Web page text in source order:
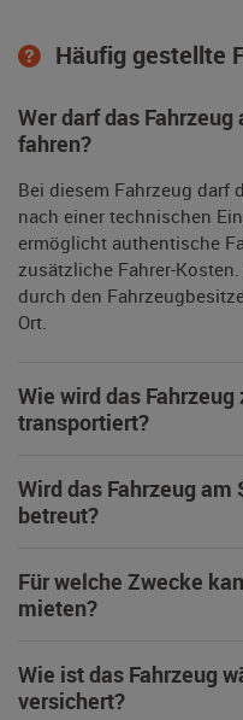
Häufig gestellte
Wer darf das
fahren?
Bei diesem Fahrzeug darf
nach einer technischen
ermöglicht authentische
zusätzliche Fahrer-
durch den
Ort.
Wie wird das
transportiert?
Wird das Fahrzeug
betreut?
Für welche Zwecke
mieten?
Wie ist das Fahrzeug
versichert?